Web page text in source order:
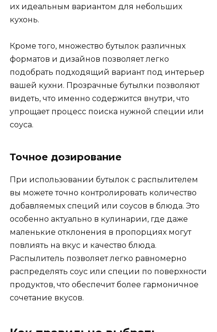
их идеальным вариантом для небольших
кухонь.
Кроме того, множество бутылок различных
форматов и дизайнов позволяет легко
подобрать подходящий вариант под интерьер
вашей кухни. Прозрачные бутылки позволяют
видеть, что именно содержится внутри, что
упрощает процесс поиска нужной специи или
соуса.
Точное дозирование
При использовании бутылок с распылителем
вы можете точно контролировать количество
добавляемых специй или соусов в блюда. Это
особенно актуально в кулинарии, где даже
маленькие отклонения в пропорциях могут
повлиять на вкус и качество блюда.
Распылитель позволяет легко равномерно
распределять соус или специи по поверхности
продуктов, что обеспечит более гармоничное
сочетание вкусов.